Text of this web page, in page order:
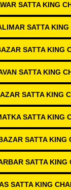
SATTA KING
SATTA
SATTA KING
SATTA KING
SATTA KING
SATTA KING
SATTA KING
SATTA KING
SATTA KING